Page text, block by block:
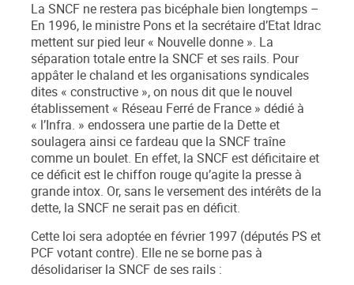
La SNCF ne restera pas bicéphale bien longtemps –
En 1996, le ministre Pons et la secrétaire d’Etat Idrac
mettent sur pied leur « Nouvelle donne ». La
séparation totale entre la SNCF et ses rails. Pour
appâter le chaland et les organisations syndicales
dites « constructive », on nous dit que le nouvel
établissement « Réseau Ferré de France » dédié à
« l’Infra. » endossera une partie de la Dette et
soulagera ainsi ce fardeau que la SNCF traîne
comme un boulet. En effet, la SNCF est déficitaire et
ce déficit est le chiffon rouge qu’agite la presse à
grande intox. Or, sans le versement des intérêts de la
dette, la SNCF ne serait pas en déficit.
Cette loi sera adoptée en février 1997 (députés PS et
PCF votant contre). Elle ne se borne pas à
désolidariser la SNCF de ses rails :